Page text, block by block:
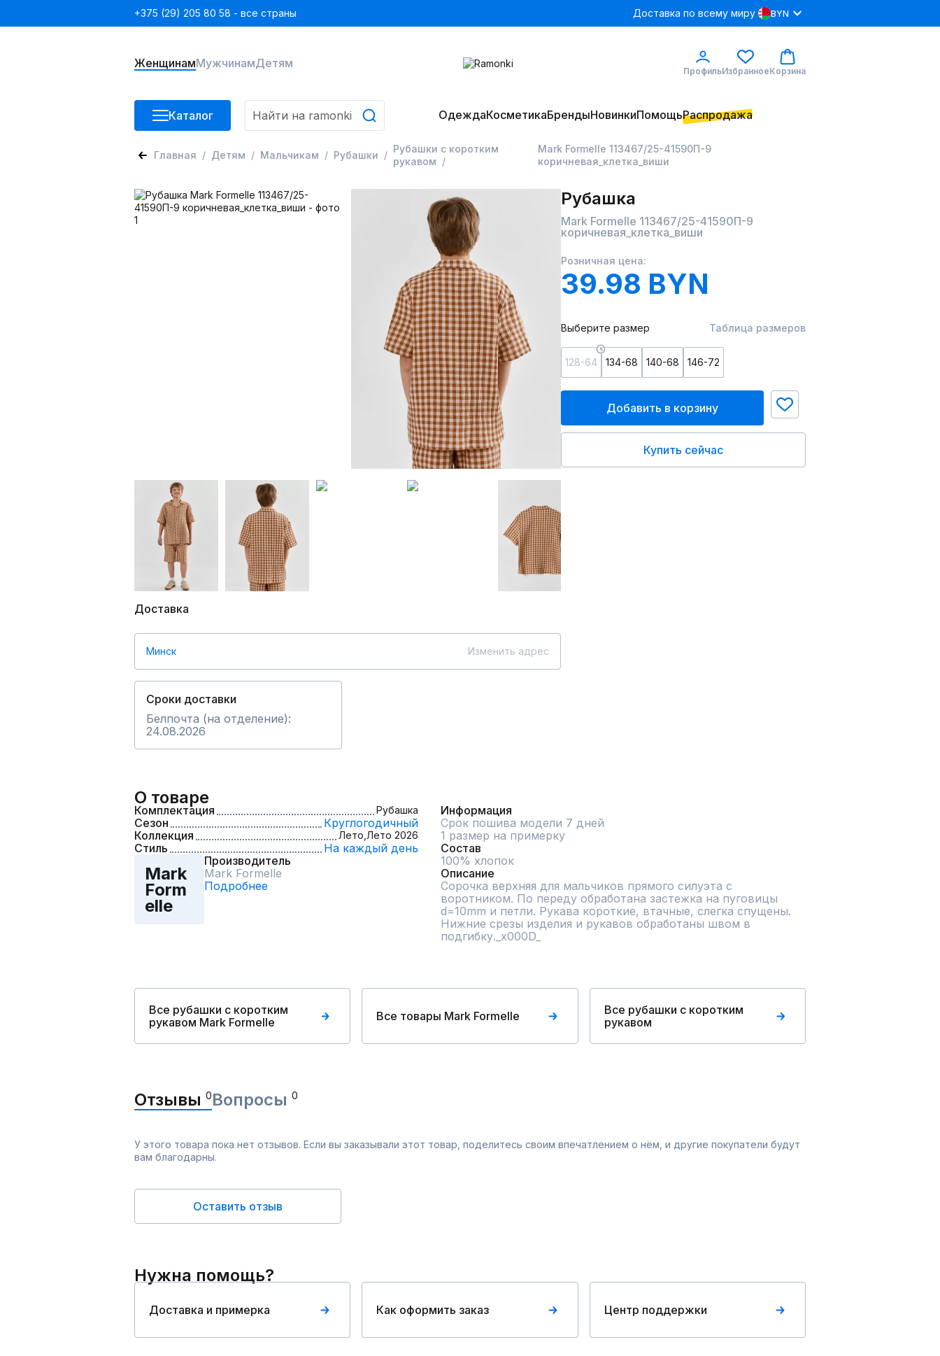
+375 (29) 205 80 58 - все страны Доставка по всему миру BYN
ЖенщинамМужчинамДетям
ПрофильИзбранноеКорзина
Каталог ОдеждаКосметикаБрендыНовинкиПомощьРаспродажа
Главная Детям Мальчикам Рубашки
Рубашки с коротким
рукавом
Mark Formelle 113467/25-41590П-9
коричневая_клетка_виши
Доставка
Минск Изменить адрес
Сроки доставки
Белпочта (на отделение):
24.08.2026
Рубашка
Mark Formelle 113467/25-41590П-9
коричневая_клетка_виши
Розничная цена:
39.98 BYN
Выберите размер Таблица размеров
128-64 134-68 140-68 146-72
Добавить в корзину
Купить сейчас
О товаре
Комплектация Рубашка
Сезон
Круглогодичный
Коллекция
Лето, Лето 2026
Стиль На каждый день
Mark
Form
elle
Производитель
Mark Formelle
Подробнее
Информация
Срок пошива модели 7 дней
1 размер на примерку
Состав
100% хлопок
Описание
Сорочка верхняя для мальчиков прямого силуэта с
воротником. По переду обработана застежка на пуговицы
d=10mm и петли. Рукава короткие, втачные, слегка спущены.
Нижние срезы изделия и рукавов обработаны швом в
подгибку._x000D_
Все рубашки с коротким
рукавом Mark Formelle
Все товары Mark Formelle
Все рубашки с коротким
рукавом
Отзывы 0Вопросы 0
У этого товара пока нет отзывов. Если вы заказывали этот товар, поделитесь своим впечатлением о нём, и другие покупатели будут
вам благодарны.
Оставить отзыв
Нужна помощь?
Доставка и примерка Как оформить заказ Центр поддержки